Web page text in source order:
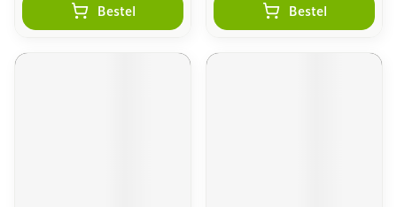
Bestel Bestel